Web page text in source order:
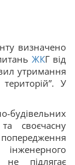
визначено
ЖКГ від
утримання
У
будівельних
своєчасну
підлягає